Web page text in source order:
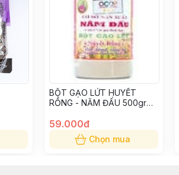
BỘT GẠO LỨT HUYẾT
RỒNG - NĂM ĐẤU 500gr
59.000đ
Chọn mua